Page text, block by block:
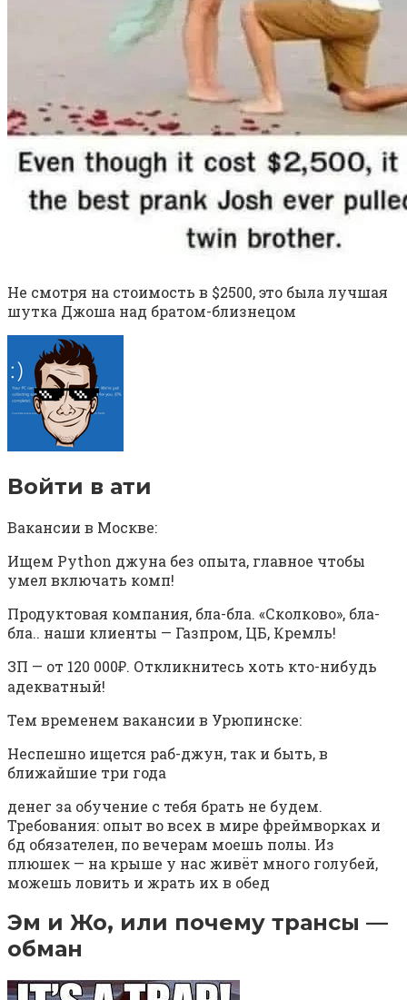
Не смотря на стоимость в $2500, это была лучшая
шутка Джоша над братом-близнецом
Войти в ати⁠ ⁠
Вакансии в Москве:
Ищем Python джуна без опыта, главное чтобы
умел включать комп!
Продуктовая компания, бла-бла. «Сколково», бла-
бла.. наши клиенты — Газпром, ЦБ, Кремль!
ЗП — от 120 000₽. Откликнитесь хоть кто-нибудь
адекватный!
Тем временем вакансии в Урюпинске:
Неспешно ищется раб-джун, так и быть, в
ближайшие три года
денег за обучение с тебя брать не будем.
Требования: опыт во всех в мире фреймворках и
бд обязателен, по вечерам моешь полы. Из
плюшек — на крыше у нас живёт много голубей,
можешь ловить и жрать их в обед
Эм и Жо, или почему трансы —
обман⁠ ⁠